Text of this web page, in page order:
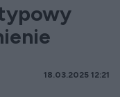
18.03.2025 12:21